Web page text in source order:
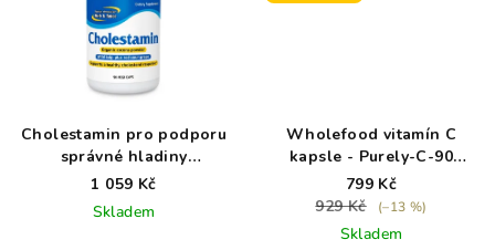
Cholestamin pro podporu
správné hladiny
cholesterolu v krvi
1 059 Kč
Skladem
Wholefood vitamín C
kapsle - Purely-C-90
kapslí - exp. 5/26
799 Kč
929 Kč
(–13 %)
Skladem